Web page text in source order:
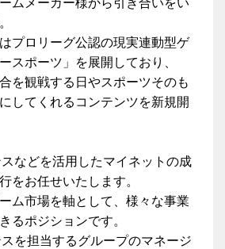
プロリーグ公認の現実連動型ゲ
スポーツ」を展開しており、
を観戦する日やスポーツそのも
してくれるコンテンツを新規開
などを活用したマイネットの成
をお任せいたします。
ム市場を軸として、様々な事業
るポジションです。
を担当するグループのマネージ